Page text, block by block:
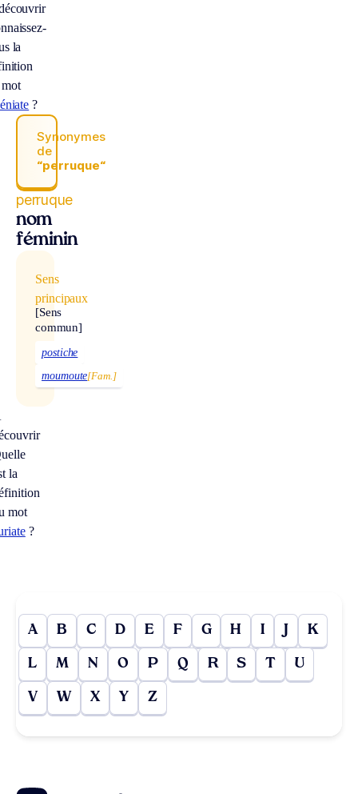
la
?
Synonymes
de
“perruque“
perruque
nom
féminin
Sens
principaux
[Sens
commun]
postiche
moumoute[Fam.]
la
mot
?
A B C D E F G H I J K
L M N O P Q R S T U
V W X Y Z